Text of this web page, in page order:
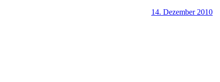
14. Dezember 2010